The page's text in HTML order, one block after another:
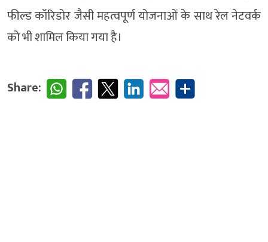
फील्ड कॉरिडोर जैसी महत्वपूर्ण योजनाओं के साथ रेल नेटवर्क
को भी शामिल किया गया है।
Share: